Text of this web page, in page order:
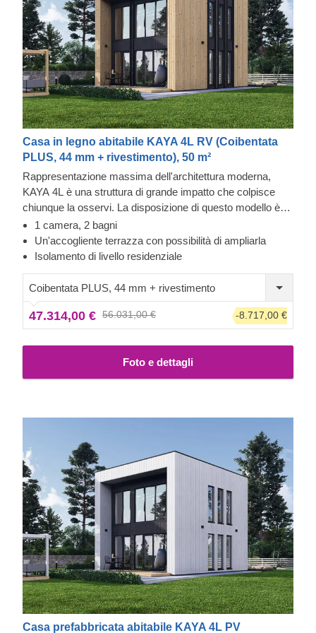
Casa in legno abitabile KAYA 4L RV (Coibentata
PLUS, 44 mm + rivestimento), 50 m²
Rappresentazione massima dell'architettura moderna,
KAYA 4L è una struttura di grande impatto che colpisce
chiunque la osservi. La disposizione di questo modello è
molto adatta alle famiglie: un enorme soggiorno di 20 m², 2
bagni e una camera da letto al piano superiore. È presente
anche una stanza che può essere trasformata in uno
ampie finestre aiutano a godersi le giornate di sole
all'interno, mentre uscire sulla terrazza coperta può
diventare un piccolo momento di svago.
1 camera, 2 bagni
Un'accogliente terrazza con possibilità di ampliarla
Isolamento di livello residenziale
Coibentata PLUS, 44 mm + rivestimento
47.314,00 € 56.031,00 € -8.717,00 €
Foto e dettagli
Casa prefabbricata abitabile KAYA 4L PV